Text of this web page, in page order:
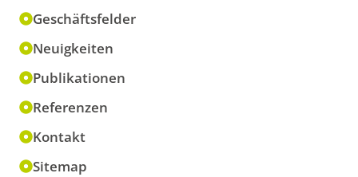
Geschäftsfelder
Neuigkeiten
Publikationen
Referenzen
Kontakt
Sitemap